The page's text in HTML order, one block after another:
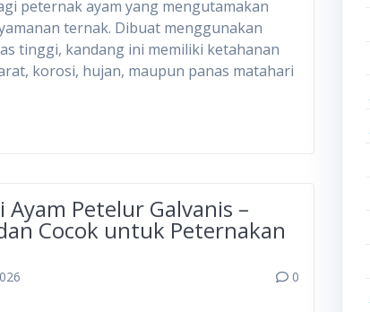
peternak ayam yang mengutamakan
ternak. Dibuat menggunakan
tinggi, kandang ini memiliki ketahanan
korosi, hujan, maupun panas matahari
Ayam Petelur Galvanis –
Cocok untuk Peternakan
0